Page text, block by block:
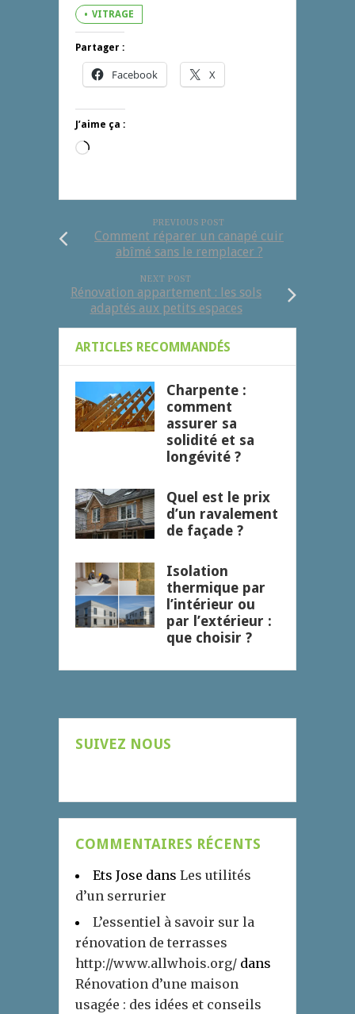
VITRAGE
Partager :
Facebook X
J’aime ça :
Chargement…
PREVIOUS POST
Comment réparer un canapé cuir
abîmé sans le remplacer ?
NEXT POST
Rénovation appartement : les sols
adaptés aux petits espaces
ARTICLES RECOMMANDÉS
Charpente :
comment
assurer sa
solidité et sa
longévité ?
Quel est le prix
d’un ravalement
de façade ?
Isolation
thermique par
l’intérieur ou
par l’extérieur :
que choisir ?
SUIVEZ NOUS
COMMENTAIRES RÉCENTS
Ets Jose dans Les utilités
d’un serrurier
L’essentiel à savoir sur la
rénovation de terrasses
http://www.allwhois.org/ dans
Rénovation d’une maison
usagée : des idées et conseils